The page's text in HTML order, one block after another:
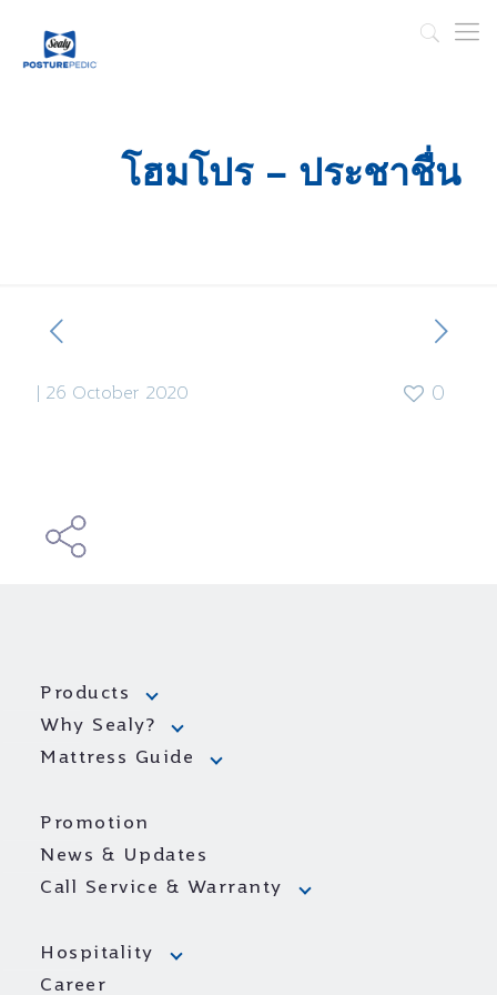
โฮมโปร – ประชาชื่น
26 October 2020 0
Products
Why Sealy?
Mattress Guide
Promotion
News & Updates
Call Service & Warranty
Hospitality
Career